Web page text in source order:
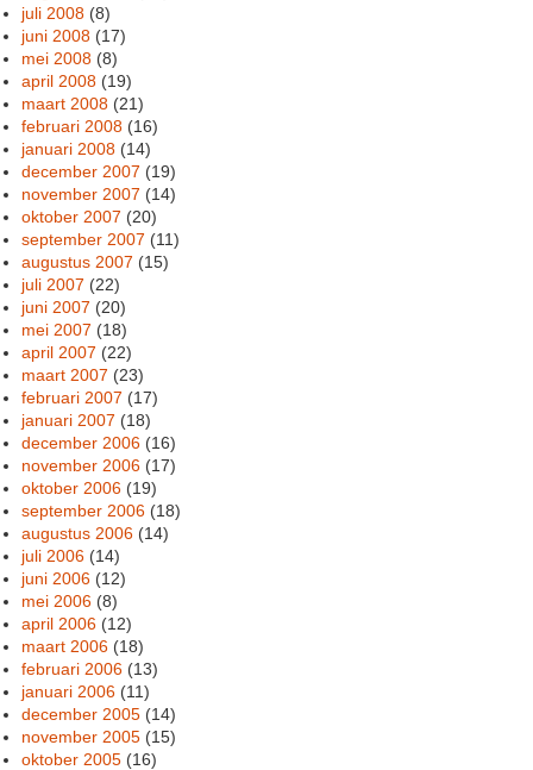
juli 2008 (8)
juni 2008 (17)
mei 2008 (8)
april 2008 (19)
maart 2008 (21)
februari 2008 (16)
januari 2008 (14)
december 2007 (19)
november 2007 (14)
oktober 2007 (20)
september 2007 (11)
augustus 2007 (15)
juli 2007 (22)
juni 2007 (20)
mei 2007 (18)
april 2007 (22)
maart 2007 (23)
februari 2007 (17)
januari 2007 (18)
december 2006 (16)
november 2006 (17)
oktober 2006 (19)
september 2006 (18)
augustus 2006 (14)
juli 2006 (14)
juni 2006 (12)
mei 2006 (8)
april 2006 (12)
maart 2006 (18)
februari 2006 (13)
januari 2006 (11)
december 2005 (14)
november 2005 (15)
oktober 2005 (16)